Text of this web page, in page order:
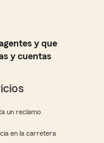
y que
y cuentas
un reclamo
en la carretera